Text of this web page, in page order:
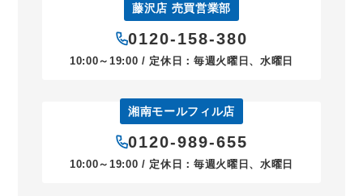
藤沢店 売買営業部
0120-158-380
10:00～19:00 / 定休日：毎週火曜日、水曜日
湘南モールフィル店
0120-989-655
10:00～19:00 / 定休日：毎週火曜日、水曜日